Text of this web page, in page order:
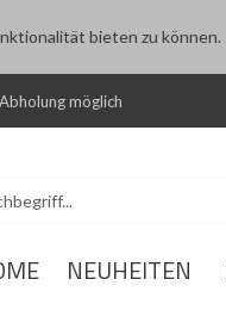
bieten zu können.
möglich
NEUHEITEN